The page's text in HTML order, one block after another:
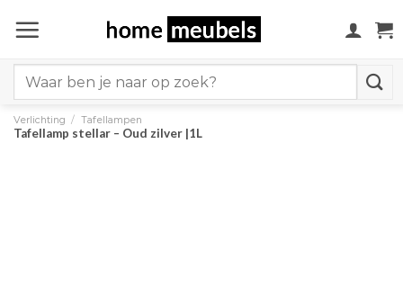
naar
for:
Verlichting / Tafellampen
Tafellamp stellar – Oud zilver |1L